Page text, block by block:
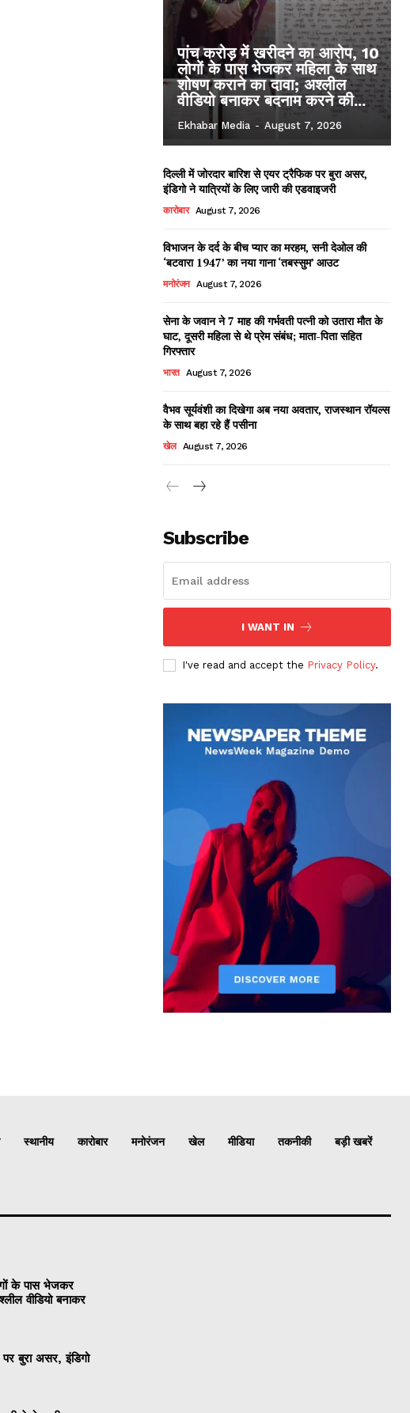
पांच करोड़ में खरीदने का आरोप, 10
लोगों के पास भेजकर महिला के साथ
शोषण कराने का दावा; अश्लील
वीडियो बनाकर बदनाम करने की...
Ekhabar Media - August 7, 2026
दिल्ली में जोरदार बारिश से एयर ट्रैफिक पर बुरा असर,
इंडिगो ने यात्रियों के लिए जारी की एडवाइजरी
कारोबार August 7, 2026
विभाजन के दर्द के बीच प्यार का मरहम, सनी देओल की
‘बटवारा 1947’ का नया गाना ‘तबस्सुम’ आउट
मनोरंजन August 7, 2026
सेना के जवान ने 7 माह की गर्भवती पत्नी को उतारा मौत के
घाट, दूसरी महिला से थे प्रेम संबंध; माता-पिता सहित
गिरफ्तार
भारत August 7, 2026
वैभव सूर्यवंशी का दिखेगा अब नया अवतार, राजस्थान रॉयल्स
के साथ बहा रहे हैं पसीना
खेल August 7, 2026
Subscribe
I WANT IN
I've read and accept the Privacy Policy.
स्थानीय कारोबार मनोरंजन खेल मीडिया तकनीकी बड़ी खबरें
के पास भेजकर
वीडियो बनाकर
बुरा असर, इंडिगो